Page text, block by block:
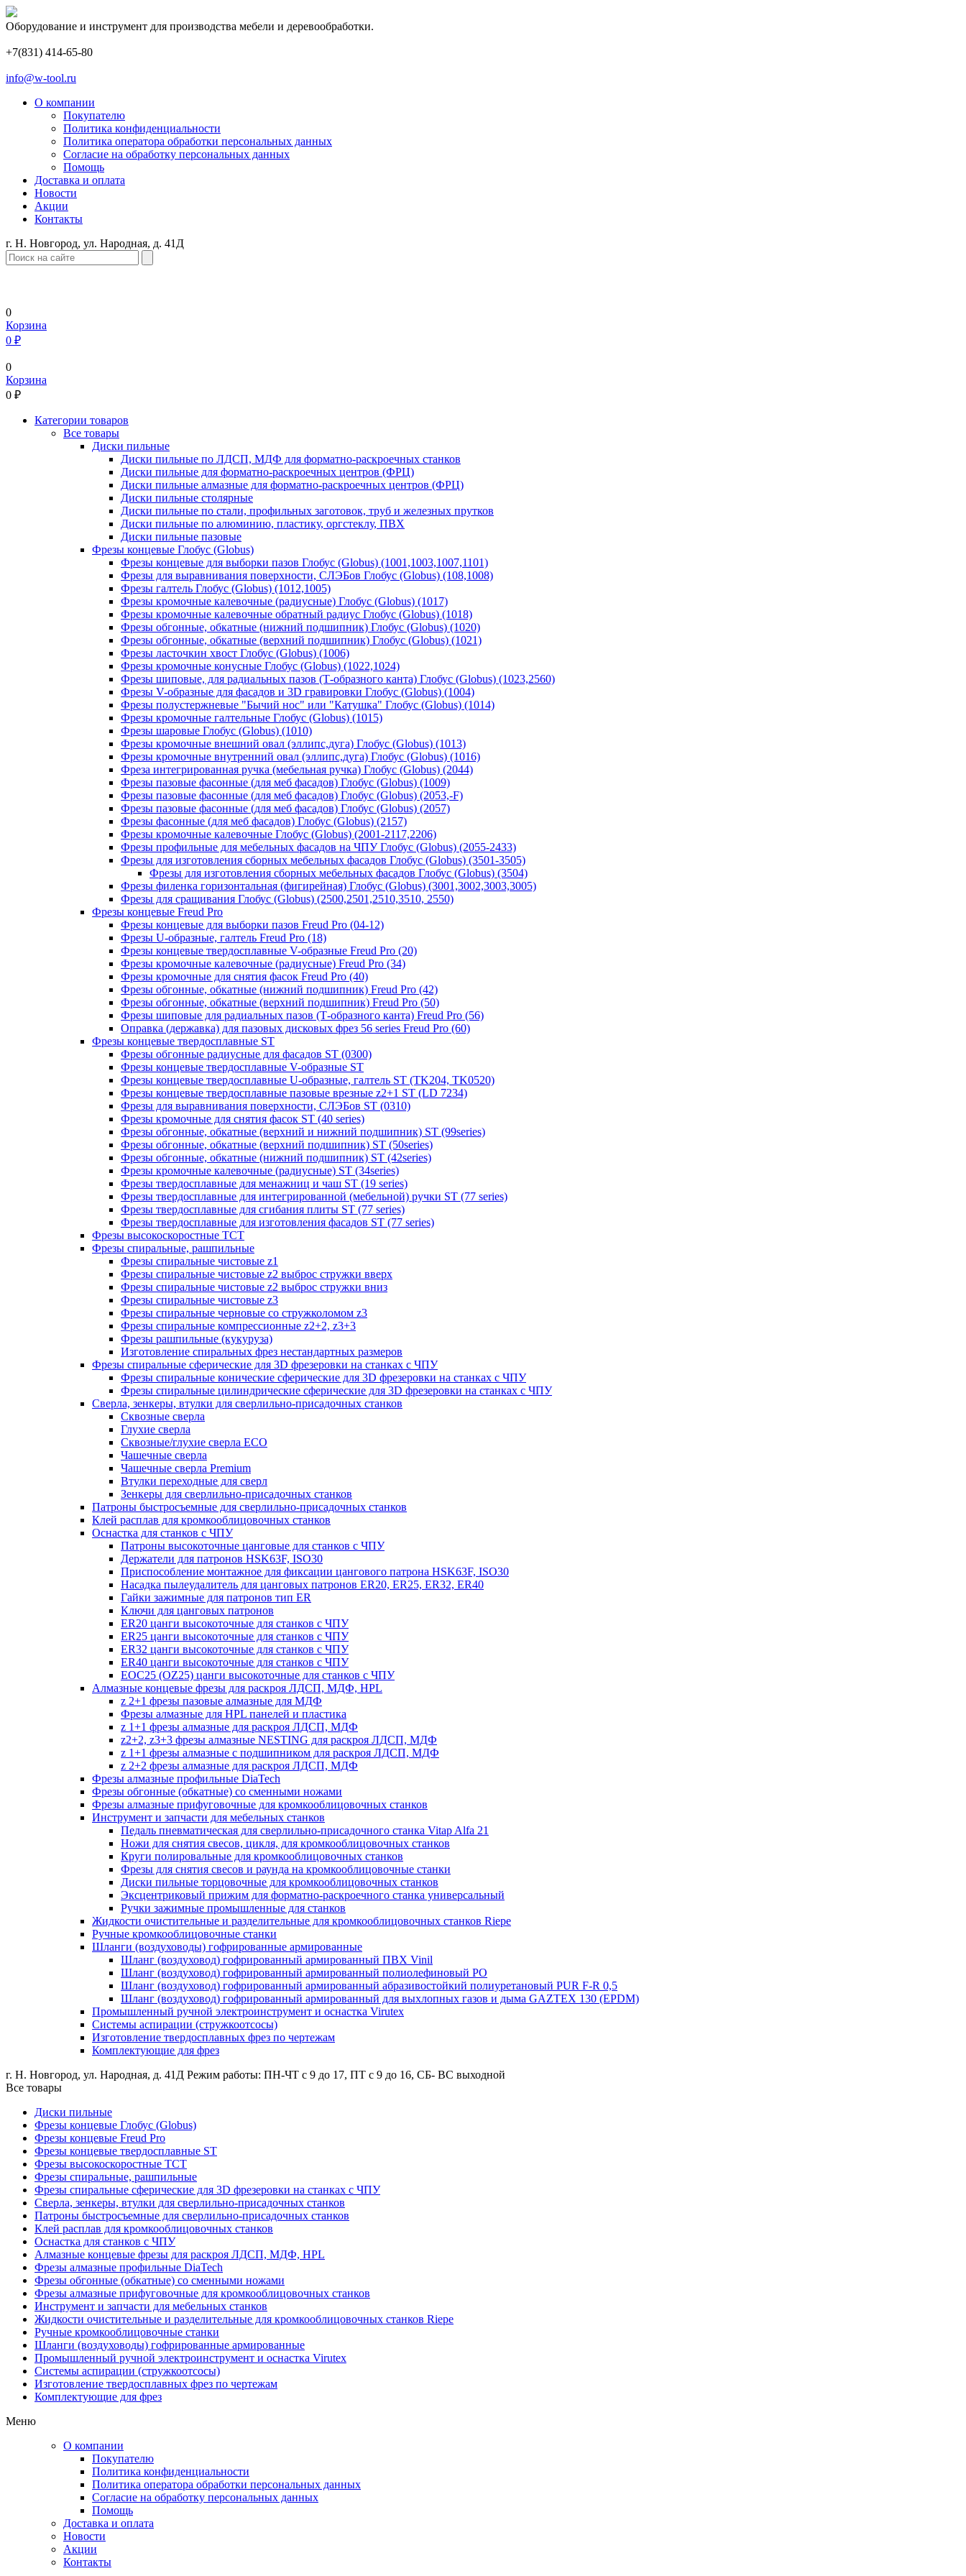
Оборудование и инструмент для производства мебели и деревообработки.
+7(831) 414-65-80
info@w-tool.ru
О компании
Покупателю
Политика конфиденциальности
Политика оператора обработки персональных данных
Согласие на обработку персональных данных
Помощь
Доставка и оплата
Новости
Акции
Контакты
г. Н. Новгород, ул. Народная, д. 41Д
0
Корзина
0 ₽
0
Корзина
0 ₽
Категории товаров
Все товары
Диски пильные
Диски пильные по ЛДСП, МДФ для форматно-раскроечных станков
Диски пильные для форматно-раскроечных центров (ФРЦ)
Диски пильные алмазные для форматно-раскроечных центров (ФРЦ)
Диски пильные столярные
Диски пильные по стали, профильных заготовок, труб и железных прутков
Диски пильные по алюминию, пластику, оргстеклу, ПВХ
Диски пильные пазовые
Фрезы концевые Глобус (Globus)
Фрезы концевые для выборки пазов Глобус (Globus) (1001,1003,1007,1101)
Фрезы для выравнивания поверхности, СЛЭБов Глобус (Globus) (108,1008)
Фрезы галтель Глобус (Globus) (1012,1005)
Фрезы кромочные калевочные (радиусные) Глобус (Globus) (1017)
Фрезы кромочные калевочные обратный радиус Глобус (Globus) (1018)
Фрезы обгонные, обкатные (нижний подшипник) Глобус (Globus) (1020)
Фрезы обгонные, обкатные (верхний подшипник) Глобус (Globus) (1021)
Фрезы ласточкин хвост Глобус (Globus) (1006)
Фрезы кромочные конусные Глобус (Globus) (1022,1024)
Фрезы шиповые, для радиальных пазов (Т-образного канта) Глобус (Globus) (1023,2560)
Фрезы V-образные для фасадов и 3D гравировки Глобус (Globus) (1004)
Фрезы полустержневые "Бычий нос" или "Катушка" Глобус (Globus) (1014)
Фрезы кромочные галтельные Глобус (Globus) (1015)
Фрезы шаровые Глобус (Globus) (1010)
Фрезы кромочные внешний овал (эллипс,дуга) Глобус (Globus) (1013)
Фрезы кромочные внутренний овал (эллипс,дуга) Глобус (Globus) (1016)
Фреза интегрированная ручка (мебельная ручка) Глобус (Globus) (2044)
Фрезы пазовые фасонные (для меб фасадов) Глобус (Globus) (1009)
Фрезы пазовые фасонные (для меб фасадов) Глобус (Globus) (2053,-F)
Фрезы пазовые фасонные (для меб фасадов) Глобус (Globus) (2057)
Фрезы фасонные (для меб фасадов) Глобус (Globus) (2157)
Фрезы кромочные калевочные Глобус (Globus) (2001-2117,2206)
Фрезы профильные для мебельных фасадов на ЧПУ Глобус (Globus) (2055-2433)
Фрезы для изготовления сборных мебельных фасадов Глобус (Globus) (3501-3505)
Фрезы для изготовления сборных мебельных фасадов Глобус (Globus) (3504)
Фрезы филенка горизонтальная (фигирейная) Глобус (Globus) (3001,3002,3003,3005)
Фрезы для сращивания Глобус (Globus) (2500,2501,2510,3510, 2550)
Фрезы концевые Freud Pro
Фрезы концевые для выборки пазов Freud Pro (04-12)
Фрезы U-образные, галтель Freud Pro (18)
Фрезы концевые твердосплавные V-образные Freud Pro (20)
Фрезы кромочные калевочные (радиусные) Freud Pro (34)
Фрезы кромочные для снятия фасок Freud Pro (40)
Фрезы обгонные, обкатные (нижний подшипник) Freud Pro (42)
Фрезы обгонные, обкатные (верхний подшипник) Freud Pro (50)
Фрезы шиповые для радиальных пазов (Т-образного канта) Freud Pro (56)
Оправка (державка) для пазовых дисковых фрез 56 series Freud Pro (60)
Фрезы концевые твердосплавные ST
Фрезы обгонные радиусные для фасадов ST (0300)
Фрезы концевые твердосплавные V-образные ST
Фрезы концевые твердосплавные U-образные, галтель ST (TK204, TK0520)
Фрезы концевые твердосплавные пазовые врезные z2+1 ST (LD 7234)
Фрезы для выравнивания поверхности, СЛЭБов ST (0310)
Фрезы кромочные для снятия фасок ST (40 series)
Фрезы обгонные, обкатные (верхний и нижний подшипник) ST (99series)
Фрезы обгонные, обкатные (верхний подшипник) ST (50series)
Фрезы обгонные, обкатные (нижний подшипник) ST (42series)
Фрезы кромочные калевочные (радиусные) ST (34series)
Фрезы твердосплавные для менажниц и чаш ST (19 series)
Фрезы твердосплавные для интегрированной (мебельной) ручки ST (77 series)
Фрезы твердосплавные для сгибания плиты ST (77 series)
Фрезы твердосплавные для изготовления фасадов ST (77 series)
Фрезы высокоскоростные ТСТ
Фрезы спиральные, рашпильные
Фрезы спиральные чистовые z1
Фрезы спиральные чистовые z2 выброс стружки вверх
Фрезы спиральные чистовые z2 выброс стружки вниз
Фрезы спиральные чистовые z3
Фрезы спиральные черновые со стружколомом z3
Фрезы спиральные компрессионные z2+2, z3+3
Фрезы рашпильные (кукуруза)
Изготовление спиральных фрез нестандартных размеров
Фрезы спиральные сферические для 3D фрезеровки на станках с ЧПУ
Фрезы спиральные конические сферические для 3D фрезеровки на станках с ЧПУ
Фрезы спиральные цилиндрические сферические для 3D фрезеровки на станках с ЧПУ
Сверла, зенкеры, втулки для сверлильно-присадочных станков
Сквозные сверла
Глухие сверла
Сквозные/глухие сверла ECO
Чашечные сверла
Чашечные сверла Premium
Втулки переходные для сверл
Зенкеры для сверлильно-присадочных станков
Патроны быстросъемные для сверлильно-присадочных станков
Клей расплав для кромкооблицовочных станков
Оснастка для станков с ЧПУ
Патроны высокоточные цанговые для станков с ЧПУ
Держатели для патронов HSK63F, ISO30
Приспособление монтажное для фиксации цангового патрона HSK63F, ISO30
Насадка пылеудалитель для цанговых патронов ER20, ER25, ER32, ER40
Гайки зажимные для патронов тип ER
Ключи для цанговых патронов
ER20 цанги высокоточные для станков с ЧПУ
ER25 цанги высокоточные для станков с ЧПУ
ER32 цанги высокоточные для станков с ЧПУ
ER40 цанги высокоточные для станков с ЧПУ
EOC25 (OZ25) цанги высокоточные для станков с ЧПУ
Алмазные концевые фрезы для раскроя ЛДСП, МДФ, HPL
z 2+1 фрезы пазовые алмазные для МДФ
Фрезы алмазные для HPL панелей и пластика
z 1+1 фрезы алмазные для раскроя ЛДСП, МДФ
z2+2, z3+3 фрезы алмазные NESTING для раскроя ЛДСП, МДФ
z 1+1 фрезы алмазные с подшипником для раскроя ЛДСП, МДФ
z 2+2 фрезы алмазные для раскроя ЛДСП, МДФ
Фрезы алмазные профильные DiaTech
Фрезы обгонные (обкатные) со сменными ножами
Фрезы алмазные прифуговочные для кромкооблицовочных станков
Инструмент и запчасти для мебельных станков
Педаль пневматическая для сверлильно-присадочного станка Vitap Alfa 21
Ножи для снятия свесов, цикля, для кромкооблицовочных станков
Круги полировальные для кромкооблицовочных станков
Фрезы для снятия свесов и раунда на кромкооблицовочные станки
Диски пильные торцовочные для кромкооблицовочных станков
Эксцентриковый прижим для форматно-раскроечного станка универсальный
Ручки зажимные промышленные для станков
Жидкости очистительные и разделительные для кромкооблицовочных станков Riepe
Ручные кромкооблицовочные станки
Шланги (воздуховоды) гофрированные армированные
Шланг (воздуховод) гофрированный армированный ПВХ Vinil
Шланг (воздуховод) гофрированный армированный полиолефиновый PO
Шланг (воздуховод) гофрированный армированный абразивостойкий полиуретановый PUR F-R 0,5
Шланг (воздуховод) гофрированный армированный для выхлопных газов и дыма GAZTEX 130 (EPDM)
Промышленный ручной электроинструмент и оснастка Virutex
Системы аспирации (стружкоотсосы)
Изготовление твердосплавных фрез по чертежам
Комплектующие для фрез
г. Н. Новгород, ул. Народная, д. 41Д Режим работы: ПН-ЧТ с 9 до 17, ПТ с 9 до 16, СБ- ВС выходной
Все товары
Диски пильные
Фрезы концевые Глобус (Globus)
Фрезы концевые Freud Pro
Фрезы концевые твердосплавные ST
Фрезы высокоскоростные ТСТ
Фрезы спиральные, рашпильные
Фрезы спиральные сферические для 3D фрезеровки на станках с ЧПУ
Сверла, зенкеры, втулки для сверлильно-присадочных станков
Патроны быстросъемные для сверлильно-присадочных станков
Клей расплав для кромкооблицовочных станков
Оснастка для станков с ЧПУ
Алмазные концевые фрезы для раскроя ЛДСП, МДФ, HPL
Фрезы алмазные профильные DiaTech
Фрезы обгонные (обкатные) со сменными ножами
Фрезы алмазные прифуговочные для кромкооблицовочных станков
Инструмент и запчасти для мебельных станков
Жидкости очистительные и разделительные для кромкооблицовочных станков Riepe
Ручные кромкооблицовочные станки
Шланги (воздуховоды) гофрированные армированные
Промышленный ручной электроинструмент и оснастка Virutex
Системы аспирации (стружкоотсосы)
Изготовление твердосплавных фрез по чертежам
Комплектующие для фрез
Меню
О компании
Покупателю
Политика конфиденциальности
Политика оператора обработки персональных данных
Согласие на обработку персональных данных
Помощь
Доставка и оплата
Новости
Акции
Контакты